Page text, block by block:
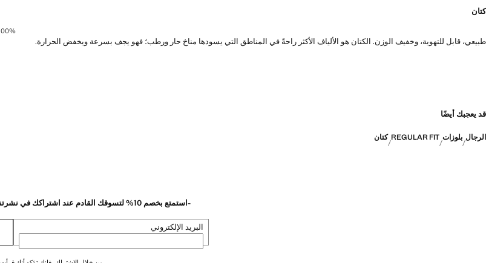
كتان
100‎%‎
طبيعي، قابل للتهوية، وخفيف الوزن. الكتان هو الألياف الأكثر راحةً في المناطق التي يسودها مناخ حار ورطب؛ فهو يجف بسرعة ويخفض الحرارة.
قد يعجبك أيضًا
الرجال بلوزات REGULAR FIT كتان
-استمتع بخصم 10% لتسوقك القادم عند اشتراكك في نشرتنا الاخبارية
البريد الإلكتروني